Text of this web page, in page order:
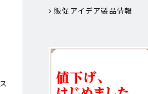
販促アイデア製品情報